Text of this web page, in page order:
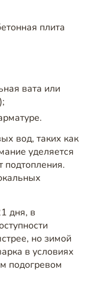
плита
вата или
вод, таких как
уделяется
подтопления.
дня, в
но зимой
в условиях
подогревом